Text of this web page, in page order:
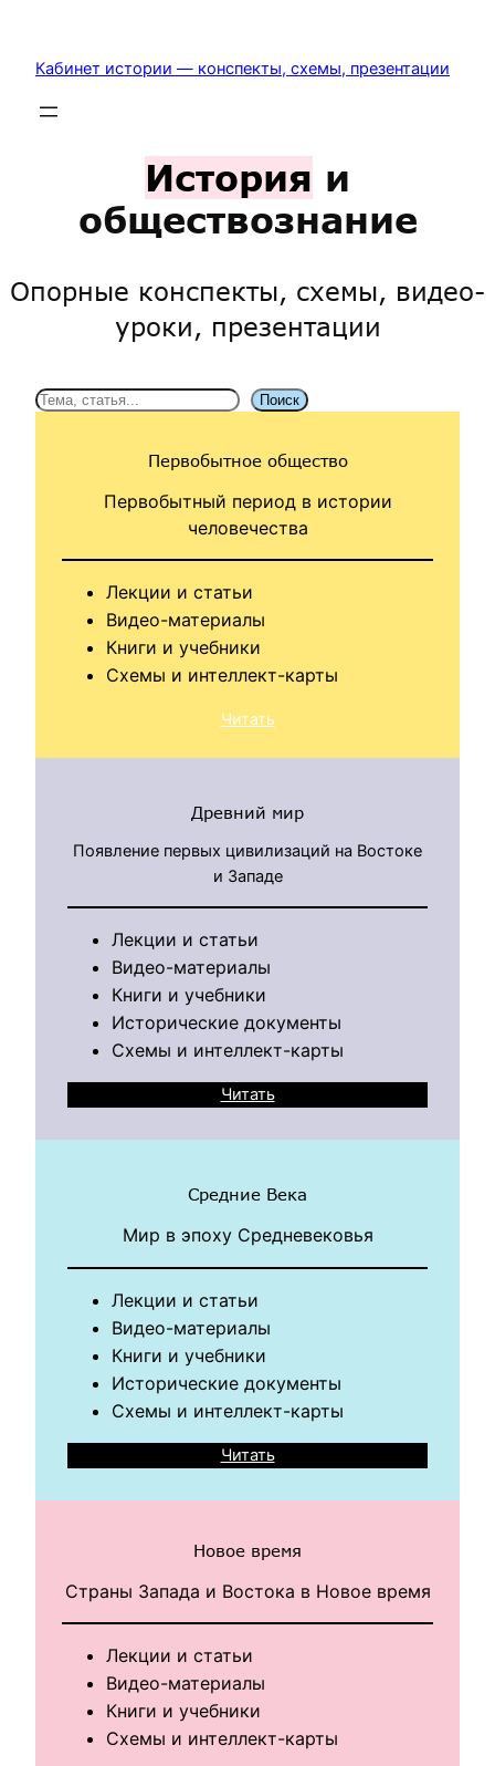
содержимому
Кабинет истории — конспекты, схемы, презентации
История и
обществознание
Опорные конспекты, схемы, видео-
уроки, презентации
Поиск Поиск
Первобытное общество
Первобытный период в истории
человечества
Лекции и статьи
Видео-материалы
Книги и учебники
Схемы и интеллект-карты
Читать
Древний мир
Появление первых цивилизаций на Востоке
и Западе
Лекции и статьи
Видео-материалы
Книги и учебники
Исторические документы
Схемы и интеллект-карты
Читать
Средние Века
Мир в эпоху Средневековья
Лекции и статьи
Видео-материалы
Книги и учебники
Исторические документы
Схемы и интеллект-карты
Читать
Новое время
Страны Запада и Востока в Новое время
Лекции и статьи
Видео-материалы
Книги и учебники
Схемы и интеллект-карты